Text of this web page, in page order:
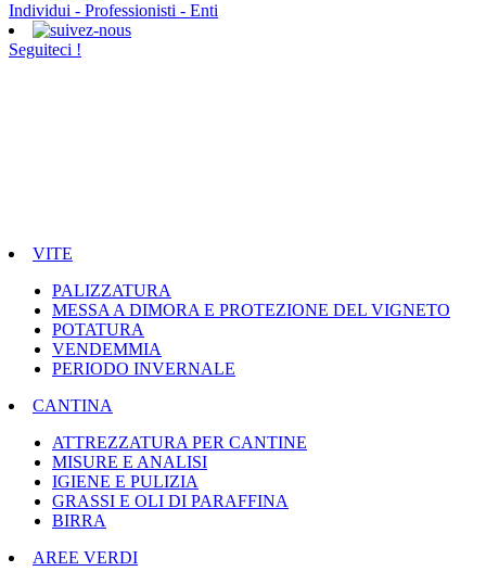
Individui - Professionisti - Enti
Seguiteci !
VITE
PALIZZATURA
MESSA A DIMORA E PROTEZIONE DEL VIGNETO
POTATURA
VENDEMMIA
PERIODO INVERNALE
CANTINA
ATTREZZATURA PER CANTINE
MISURE E ANALISI
IGIENE E PULIZIA
GRASSI E OLI DI PARAFFINA
BIRRA
AREE VERDI